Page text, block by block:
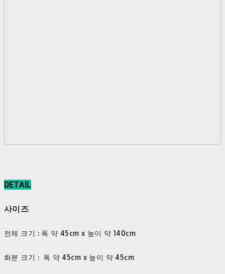
DETAIL
사이즈
전체 크기 : 폭 약 45cm x 높이 약 140cm
화분 크기 : 폭 약 45cm x 높이 약 45cm